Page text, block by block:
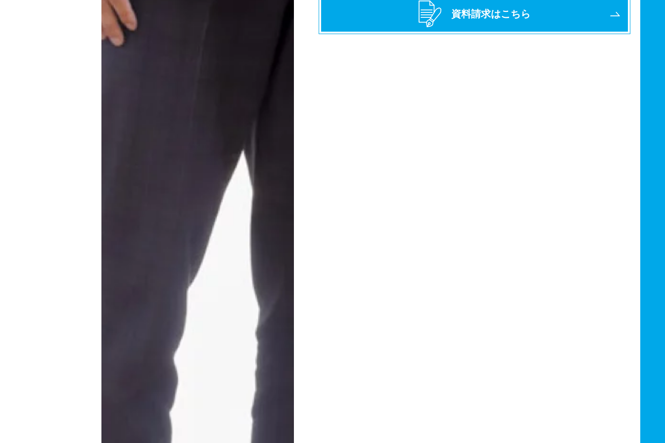
資料請求はこちら